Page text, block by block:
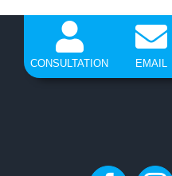
CONSULTATION EMAIL